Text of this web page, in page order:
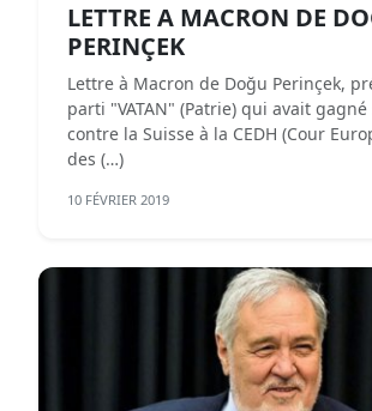
LETTRE A MACRON DE
PERINÇEK
Lettre à Macron de Doğu Perinçek,
parti "VATAN" (Patrie) qui avait
contre la Suisse à la CEDH (Cour
des (…)
10 FÉVRIER 2019